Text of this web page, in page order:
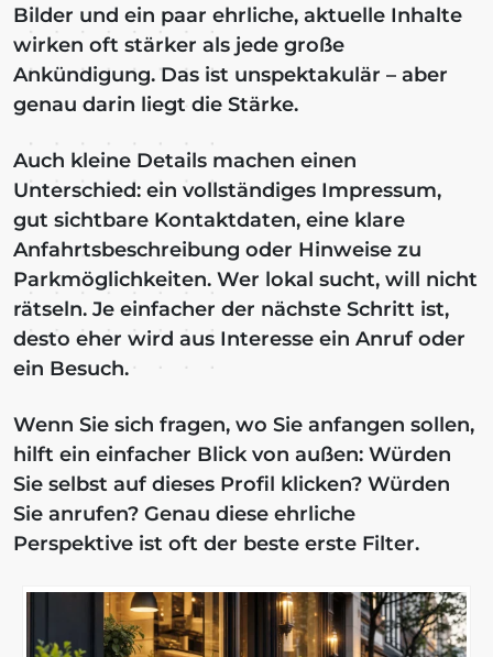
Bilder und ein paar ehrliche, aktuelle Inhalte
wirken oft stärker als jede große
Ankündigung. Das ist unspektakulär – aber
genau darin liegt die Stärke.
Auch kleine Details machen einen
Unterschied: ein vollständiges Impressum,
gut sichtbare Kontaktdaten, eine klare
Anfahrtsbeschreibung oder Hinweise zu
Parkmöglichkeiten. Wer lokal sucht, will nicht
rätseln. Je einfacher der nächste Schritt ist,
desto eher wird aus Interesse ein Anruf oder
ein Besuch.
Wenn Sie sich fragen, wo Sie anfangen sollen,
hilft ein einfacher Blick von außen: Würden
Sie selbst auf dieses Profil klicken? Würden
Sie anrufen? Genau diese ehrliche
Perspektive ist oft der beste erste Filter.